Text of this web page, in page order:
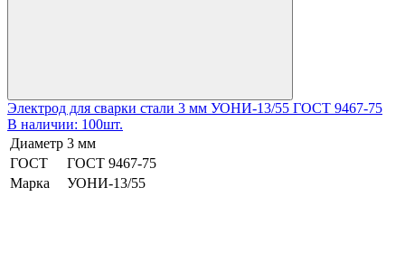
Электрод для сварки стали 3 мм УОНИ-13/55 ГОСТ 9467-75
В наличии: 100шт.
Диаметр 3 мм
ГОСТ
ГОСТ 9467-75
Марка
УОНИ-13/55